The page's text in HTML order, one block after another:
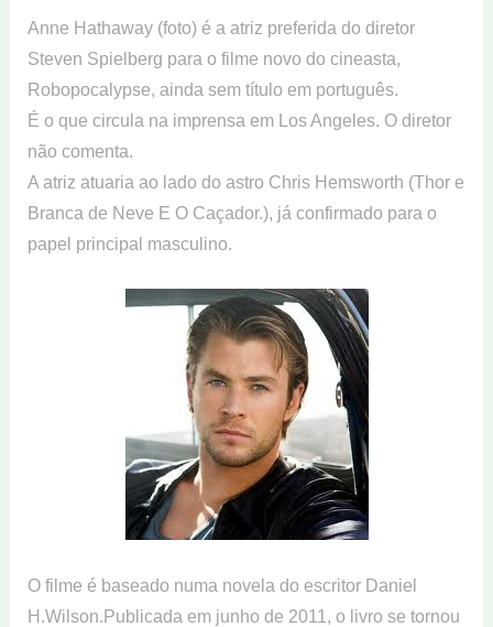
Anne Hathaway (foto) é a atriz preferida do diretor
Steven Spielberg para o filme novo do cineasta,
Robopocalypse, ainda sem título em português.
É o que circula na imprensa em Los Angeles. O diretor
não comenta.
A atriz atuaria ao lado do astro Chris Hemsworth (Thor e
Branca de Neve E O Caçador.), já confirmado para o
papel principal masculino.
O filme é baseado numa novela do escritor Daniel
H.Wilson.Publicada em junho de 2011, o livro se tornou